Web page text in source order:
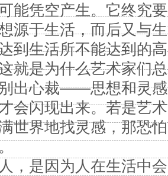
能凭空产生。它终究
源于生活，而后又与
到生活所不能达到的
就是为什么艺术家们
出心裁——思想和灵
会闪现出来。若是艺
世界地找灵感，那恐
，是因为人在生活中